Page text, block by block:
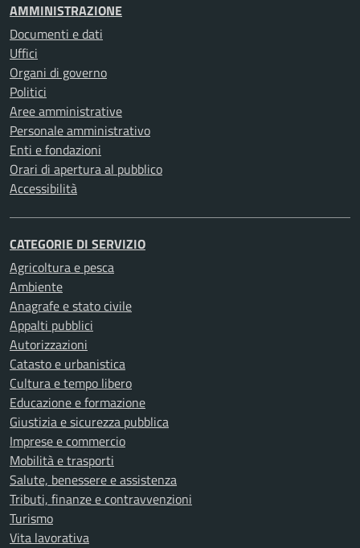
AMMINISTRAZIONE
Documenti e dati
Uffici
Organi di governo
Politici
Aree amministrative
Personale amministrativo
Enti e fondazioni
Orari di apertura al pubblico
Accessibilità
CATEGORIE DI SERVIZIO
Agricoltura e pesca
Ambiente
Anagrafe e stato civile
Appalti pubblici
Autorizzazioni
Catasto e urbanistica
Cultura e tempo libero
Educazione e formazione
Giustizia e sicurezza pubblica
Imprese e commercio
Mobilità e trasporti
Salute, benessere e assistenza
Tributi, finanze e contravvenzioni
Turismo
Vita lavorativa